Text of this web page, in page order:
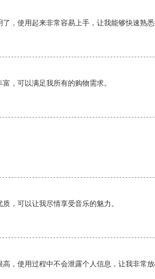
，使用起来非常容易上手，让我能够快速熟
，可以满足我所有的购物需求。
，可以让我尽情享受音乐的魅力。
，使用过程中不会泄露个人信息，让我非常